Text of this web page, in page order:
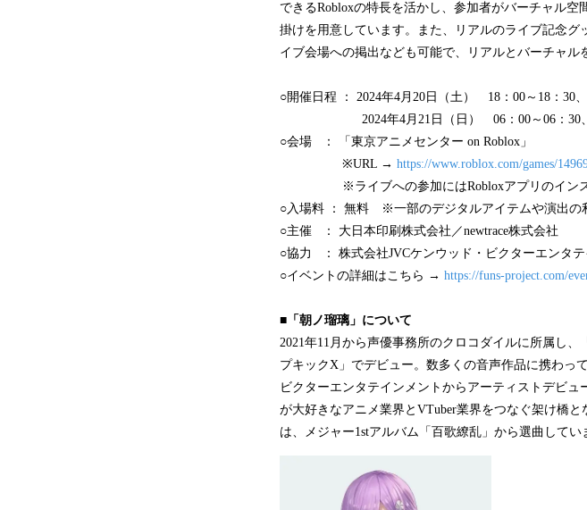
できるRobloxの特長を活かし、参加者がバーチャル
掛けを用意しています。また、リアルのライブ記念
イブ会場への掲出なども可能で、リアルとバーチャル
○開催日程 ： 2024年4月20日（土） 18：00～18：30
2024年4月21日（日） 06：00～06：30、12
○会場 ： 「東京アニメセンター on Roblox」
※URL → https://www.roblox.com/games/
※ライブへの参加にはRobloxアプリのインス
○入場料 ： 無料 ※一部のデジタルアイテムや演出の
○主催 ： 大日本印刷株式会社／newtrace株式会社
○協力 ： 株式会社JVCケンウッド・ビクターエンタ
○イベントの詳細はこちら → https://funs-project.com/
■「朝ノ瑠璃」について
2021年11月から声優事務所のクロコダイルに所属し
プキックX」でデビュー。数多くの音声作品に携わっ
ビクターエンタテインメントからアーティストデビ
が大好きなアニメ業界とVTuber業界をつなぐ架け橋
は、メジャー1stアルバム「百歌繚乱」から選曲してい